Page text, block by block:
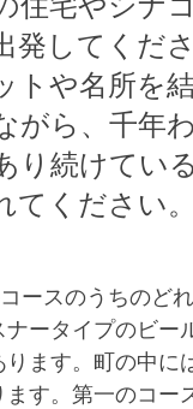
発してくだ
トや名所を
がら、千年
り続けてい
てください。
ースのうちのど
ータイプのビー
ます。町の中に
ます。第一のコー